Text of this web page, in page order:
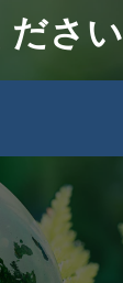
ださい